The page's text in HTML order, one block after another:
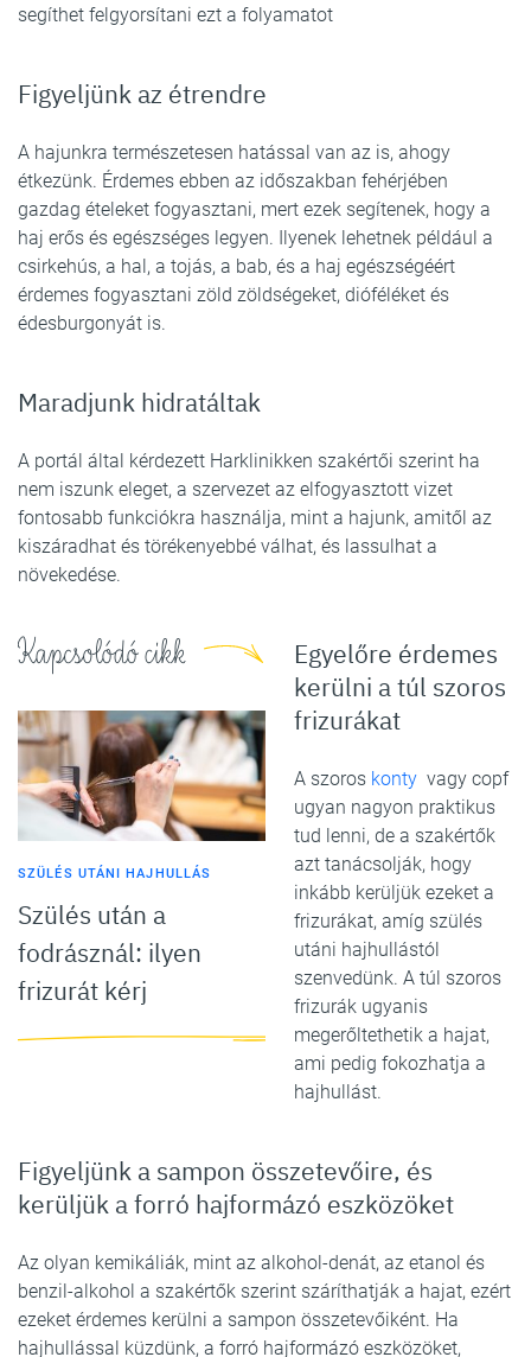
segíthet felgyorsítani ezt a folyamatot
Figyeljünk az étrendre
A hajunkra természetesen hatással van az is, ahogy
étkezünk. Érdemes ebben az időszakban fehérjében
gazdag ételeket fogyasztani, mert ezek segítenek, hogy a
haj erős és egészséges legyen. Ilyenek lehetnek például a
csirkehús, a hal, a tojás, a bab, és a haj egészségéért
érdemes fogyasztani zöld zöldségeket, dióféléket és
édesburgonyát is.
Maradjunk hidratáltak
A portál által kérdezett Harklinikken szakértői szerint ha
nem iszunk eleget, a szervezet az elfogyasztott vizet
fontosabb funkciókra használja, mint a hajunk, amitől az
kiszáradhat és törékenyebbé válhat, és lassulhat a
növekedése.
Kapcsolódó cikk
SZÜLÉS UTÁNI HAJHULLÁS
Szülés után a
fodrásznál: ilyen
frizurát kérj
Egyelőre érdemes
kerülni a túl szoros
frizurákat
A szoros konty vagy copf
ugyan nagyon praktikus
tud lenni, de a szakértők
azt tanácsolják, hogy
inkább kerüljük ezeket a
frizurákat, amíg szülés
utáni hajhullástól
szenvedünk. A túl szoros
frizurák ugyanis
megerőltethetik a hajat,
ami pedig fokozhatja a
hajhullást.
Figyeljünk a sampon összetevőire, és
kerüljük a forró hajformázó eszközöket
Az olyan kemikáliák, mint az alkohol-denát, az etanol és
benzil-alkohol a szakértők szerint száríthatják a hajat, ezért
ezeket érdemes kerülni a sampon összetevőiként. Ha
hajhullással küzdünk, a forró hajformázó eszközöket,